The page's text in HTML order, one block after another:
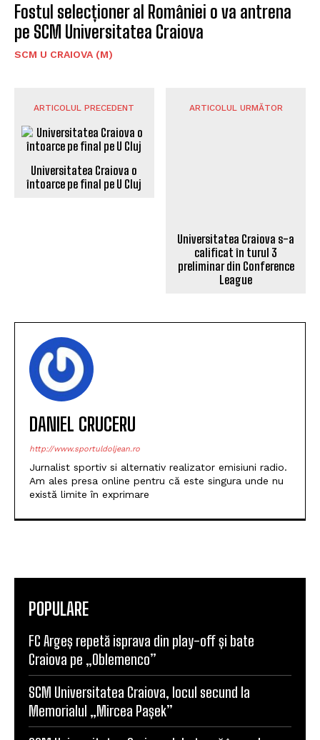
Fostul selecționer al României o va antrena
pe SCM Universitatea Craiova
SCM U CRAIOVA (M)
ARTICOLUL PRECEDENT
Universitatea Craiova o
întoarce pe final pe U Cluj
ARTICOLUL URMĂTOR
League
DANIEL CRUCERU
Jurnalist sportiv si alternativ realizator emisiuni radio.
există limite în exprimare
FC Argeș repetă isprava din play-off și bate
Craiova pe „Oblemenco”
SCM Universitatea Craiova, locul secund la
Memorialul „Mircea Pașek”
SCM Universitatea Craiova debutează în noul
sezon cu campioana Dinamo București